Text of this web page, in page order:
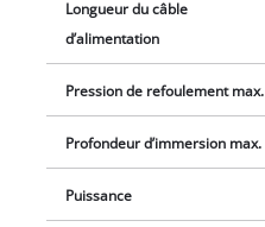
Longueur du câble
d’alimentation
Pression de refoulement max.
Profondeur d’immersion max.
Puissance